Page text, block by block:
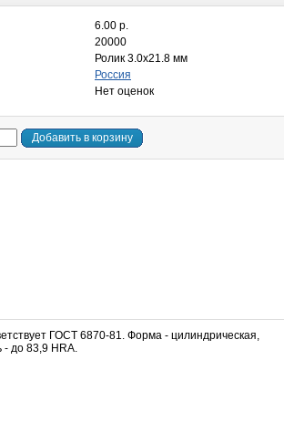
6.00 р.
20000
Ролик 3.0х21.8 мм
Россия
Нет оценок
Добавить в корзину
ГОСТ 6870-81. Форма - цилиндрическая,
- до 83,9 HRA.